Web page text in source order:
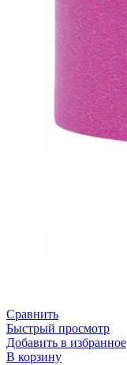
Сравнить
Быстрый просмотр
Добавить в избранное
В корзину